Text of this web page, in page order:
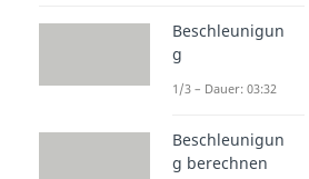
bewegen.
Beschleunigun
g
1/3 – Dauer: 03:32
Beschleunigun
g berechnen